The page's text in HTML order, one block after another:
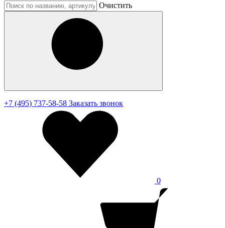
Очистить
+7 (495) 737-58-58 Заказать звонок
0